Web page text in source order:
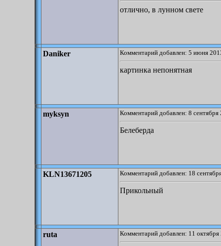
отлично, в лунном свете
Daniker Комментарий добавлен: 5 июня
картинка непонятная
myksyn Комментарий добавлен: 8
Белеберда
KLN13671205 Комментарий добавлен: 18
Прикольный
ruta Комментарий добавлен: 11